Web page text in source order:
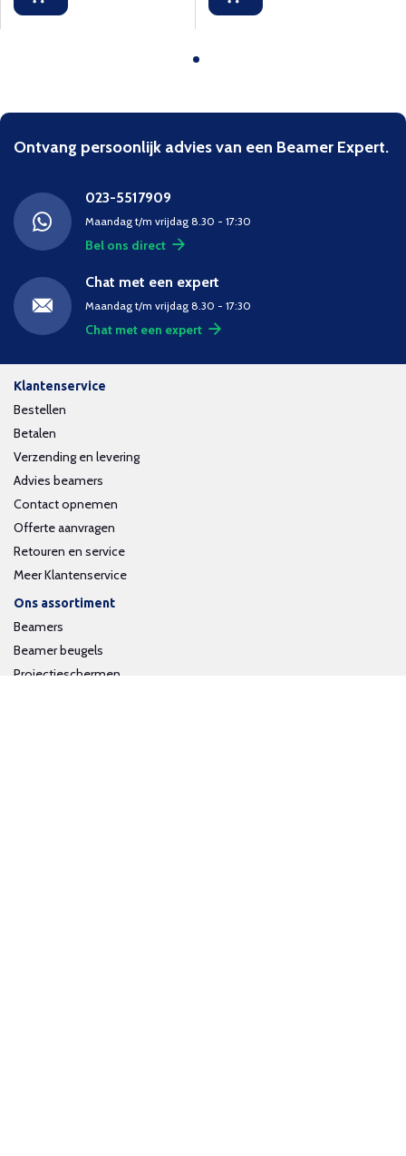
Ontvang persoonlijk advies van een Beamer Expert.
023-5517909
Maandag t/m vrijdag 8.30 - 17:30
Bel ons direct
Chat met een expert
Maandag t/m vrijdag 8.30 - 17:30
Chat met een expert
Klantenservice
Bestellen
Betalen
Verzending en levering
Advies beamers
Contact opnemen
Offerte aanvragen
Retouren en service
Meer Klantenservice
Ons assortiment
Beamers
Beamer beugels
Projectieschermen